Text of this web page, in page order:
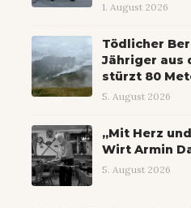
1. August 2026
Tödlicher
Jähriger aus
stürzt 80
5. August 2026
„Mit Herz
Wirt Armin
5. August 2026